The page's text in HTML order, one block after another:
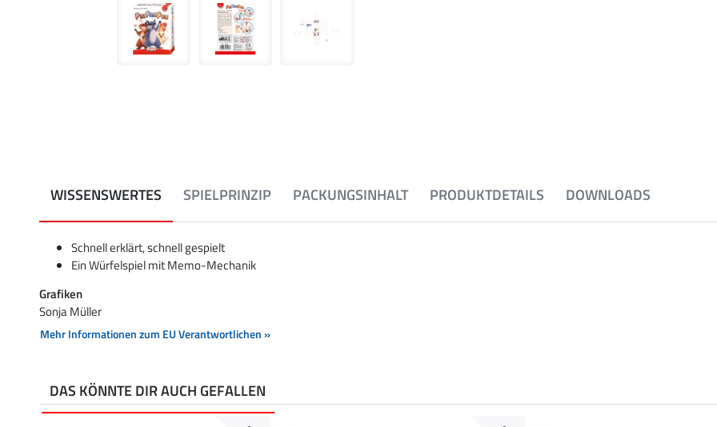
WISSENSWERTES SPIELPRINZIP PACKUNGSINHALT PRODUKTDETAILS DOWNLOADS
Schnell erklärt, schnell gespielt
Ein Würfelspiel mit Memo-Mechanik
Grafiken
Sonja Müller
Mehr Informationen zum EU Verantwortlichen »
DAS KÖNNTE DIR AUCH GEFALLEN